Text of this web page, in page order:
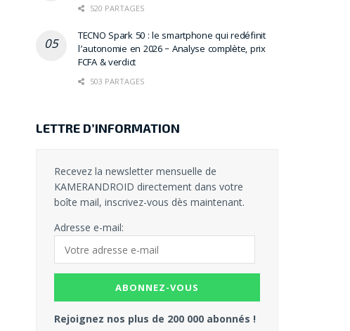
520 PARTAGES
TECNO Spark 50 : le smartphone qui redéfinit
l’autonomie en 2026 – Analyse complète, prix
FCFA & verdict
503 PARTAGES
LETTRE D’INFORMATION
Recevez la newsletter mensuelle de
KAMERANDROID directement dans votre
boîte mail, inscrivez-vous dès maintenant.
Adresse e-mail:
Rejoignez nos plus de 200 000 abonnés !